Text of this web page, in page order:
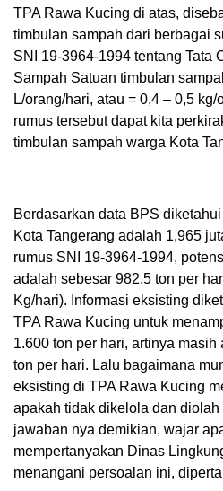
TPA Rawa Kucing di atas,
timbulan sampah dari berbagai
SNI 19-3964-1994 tentang Tata
Sampah Satuan timbulan
L/orang/hari, atau = 0,4 – 0,5
rumus tersebut dapat kita
timbulan sampah warga Kota
Berdasarkan data BPS
Kota Tangerang adalah 1,965
rumus SNI 19-3964-1994,
adalah sebesar 982,5 ton per
Kg/hari). Informasi eksisting
TPA Rawa Kucing untuk
1.600 ton per hari, artinya
ton per hari. Lalu bagaimana
eksisting di TPA Rawa Kucing
apakah tidak dikelola dan
jawaban nya demikian, wajar
mempertanyakan Dinas
menangani persoalan ini,